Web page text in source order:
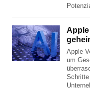
Apple
um